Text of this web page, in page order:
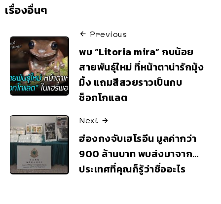
เรื่องอื่นๆ
Previous
พบ “Litoria mira” กบน้อย
สายพันธุ์ใหม่ ที่หน้าตาน่ารักมุ้ง
มิ้ง แถมสีสวยราวเป็นกบ
ช็อกโกแลต
Next
ฮ่องกงจับเฮโรอีน มูลค่ากว่า
900 ล้านบาท พบส่งมาจาก…
ประเทศที่คุณก็รู้ว่าชื่ออะไร